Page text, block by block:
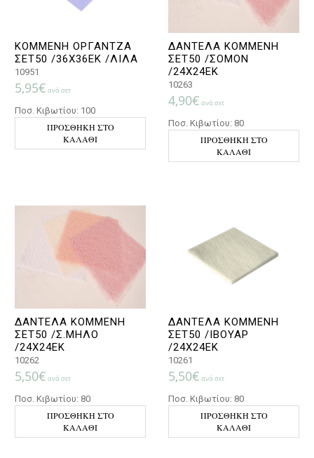
ΚΟΜΜΕΝΗ ΟΡΓΑΝΤΖΑ
ΣΕΤ50 /36Χ36ΕΚ /ΛΙΛΑ
10951
5,95€ ανά σετ
Ποσ. Κιβωτίου: 100
ΠΡΟΣΘΉΚΗ ΣΤΟ
ΚΑΛΆΘΙ
ΔΑΝΤΕΛΑ ΚΟΜΜΕΝΗ
ΣΕΤ50 /ΣΟΜΟΝ
/24Χ24ΕΚ
10263
4,90€ ανά σετ
Ποσ. Κιβωτίου: 80
ΠΡΟΣΘΉΚΗ ΣΤΟ
ΚΑΛΆΘΙ
ΔΑΝΤΕΛΑ ΚΟΜΜΕΝΗ
ΣΕΤ50 /Σ.ΜΗΛΟ
/24Χ24ΕΚ
10262
5,50€ ανά σετ
Ποσ. Κιβωτίου: 80
ΠΡΟΣΘΉΚΗ ΣΤΟ
ΚΑΛΆΘΙ
ΔΑΝΤΕΛΑ ΚΟΜΜΕΝΗ
ΣΕΤ50 /ΙΒΟΥΑΡ
/24Χ24ΕΚ
10261
5,50€ ανά σετ
Ποσ. Κιβωτίου: 80
ΠΡΟΣΘΉΚΗ ΣΤΟ
ΚΑΛΆΘΙ